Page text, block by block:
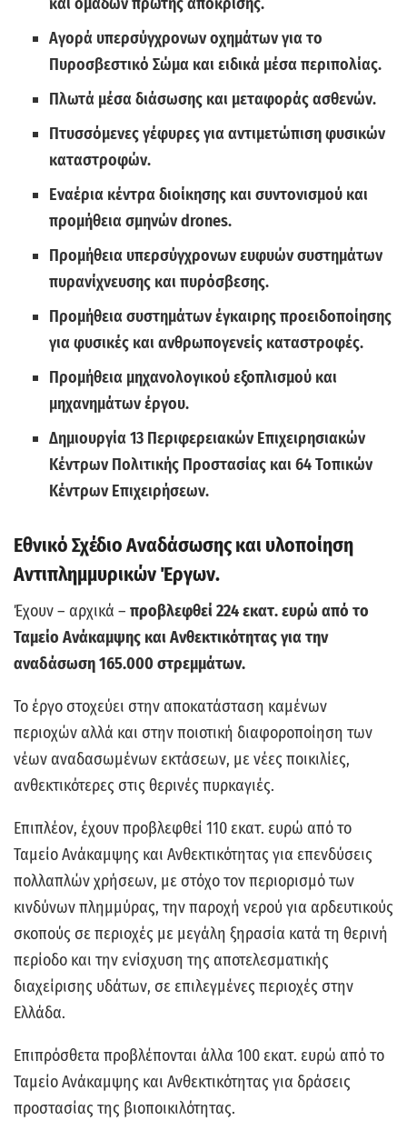
Αγορά υπερσύγχρονων οχημάτων για το
Πυροσβεστικό Σώμα και ειδικά μέσα περιπολίας.
Πλωτά μέσα διάσωσης και μεταφοράς ασθενών.
Πτυσσόμενες γέφυρες για αντιμετώπιση φυσικών
καταστροφών.
Εναέρια κέντρα διοίκησης και συντονισμού και
προμήθεια σμηνών drones.
Προμήθεια υπερσύγχρονων ευφυών συστημάτων
πυρανίχνευσης και πυρόσβεσης.
Προμήθεια συστημάτων έγκαιρης προειδοποίησης
για φυσικές και ανθρωπογενείς καταστροφές.
Προμήθεια μηχανολογικού εξοπλισμού και
μηχανημάτων έργου.
Δημιουργία 13 Περιφερειακών Επιχειρησιακών
Κέντρων Πολιτικής Προστασίας και 64 Τοπικών
Κέντρων Επιχειρήσεων.
Εθνικό Σχέδιο Αναδάσωσης και υλοποίηση
Αντιπλημμυρικών Έργων.
Έχουν – αρχικά – προβλεφθεί 224 εκατ. ευρώ από το
Ταμείο Ανάκαμψης και Ανθεκτικότητας για την
αναδάσωση 165.000 στρεμμάτων.
Το έργο στοχεύει στην αποκατάσταση καμένων
περιοχών αλλά και στην ποιοτική διαφοροποίηση των
νέων αναδασωμένων εκτάσεων, με νέες ποικιλίες,
ανθεκτικότερες στις θερινές πυρκαγιές.
Επιπλέον, έχουν προβλεφθεί 110 εκατ. ευρώ από το
Ταμείο Ανάκαμψης και Ανθεκτικότητας για επενδύσεις
πολλαπλών χρήσεων, με στόχο τον περιορισμό των
κινδύνων πλημμύρας, την παροχή νερού για αρδευτικούς
σκοπούς σε περιοχές με μεγάλη ξηρασία κατά τη θερινή
περίοδο και την ενίσχυση της αποτελεσματικής
διαχείρισης υδάτων, σε επιλεγμένες περιοχές στην
Ελλάδα.
Επιπρόσθετα προβλέπονται άλλα 100 εκατ. ευρώ από το
Ταμείο Ανάκαμψης και Ανθεκτικότητας για δράσεις
προστασίας της βιοποικιλότητας.